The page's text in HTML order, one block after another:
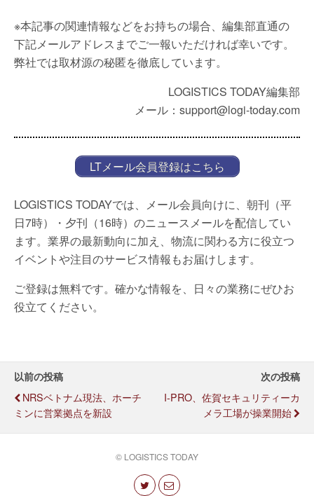
※本記事の関連情報などをお持ちの場合、編集部直通の
下記メールアドレスまでご一報いただければ幸いです。
弊社では取材源の秘匿を徹底しています。
LOGISTICS TODAY編集部
メール：support@logi-today.com
LTメール会員登録はこちら
LOGISTICS TODAYでは、メール会員向けに、朝刊（平
日7時）・夕刊（16時）のニュースメールを配信してい
ます。業界の最新動向に加え、物流に関わる方に役立つ
イベントや注目のサービス情報もお届けします。
ご登録は無料です。確かな情報を、日々の業務にぜひお
役立てください。
以前の投稿
NRSベトナム現法、ホーチ
ミンに営業拠点を新設
次の投稿
I-PRO、佐賀セキュリティーカ
メラ工場が操業開始
© LOGISTICS TODAY